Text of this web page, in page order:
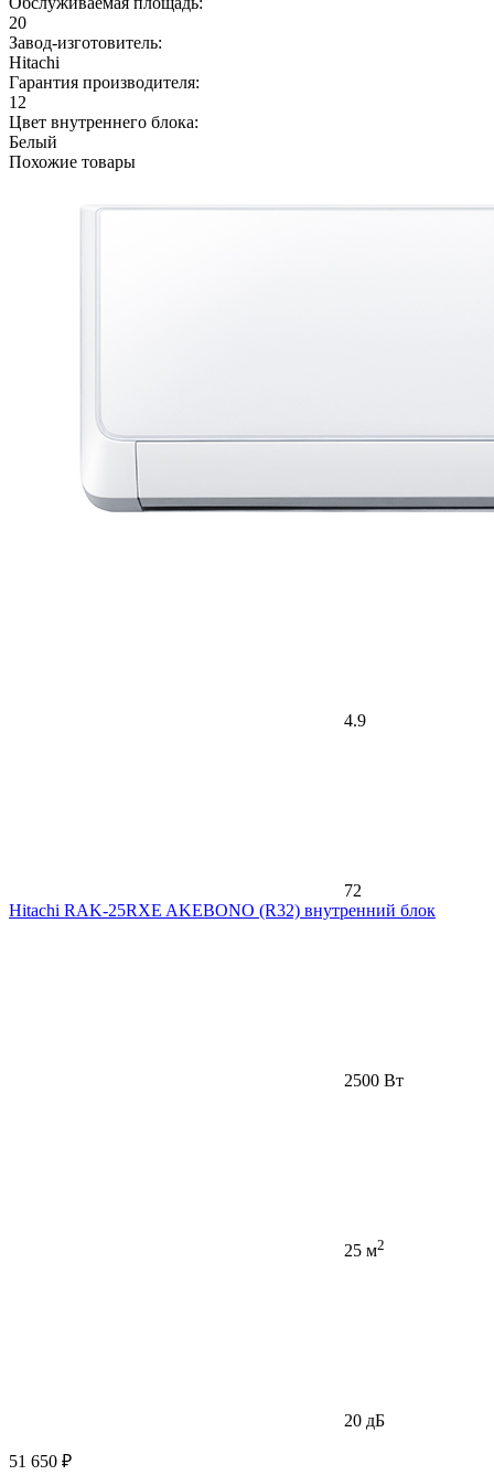
20
Завод-изготовитель:
Hitachi
Гарантия производителя:
12
Цвет внутреннего блока:
Белый
Похожие товары
4.9
72
Hitachi RAK-25RXE AKEBONO (R32) внутренний блок
2500 Вт
25 м2
20 дБ
51 650 ₽